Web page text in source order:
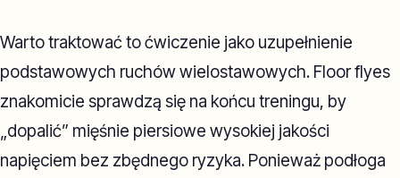
Warto traktować to ćwiczenie jako uzupełnienie
podstawowych ruchów wielostawowych. Floor flyes
znakomicie sprawdzą się na końcu treningu, by
„dopalić” mięśnie piersiowe wysokiej jakości
napięciem bez zbędnego ryzyka. Ponieważ podłoga